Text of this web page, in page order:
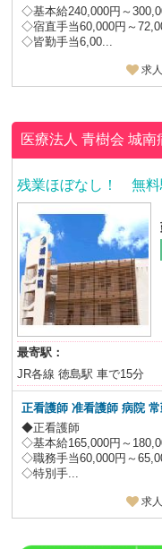
◇基本給240,000円～
◇宿直手当60,000円～
◇皆勤手当6,00...
求
医療法人 青樹会城南
残業ほぼなし！ 無料
最寄駅：
JR各線 徳島駅 車で15分
正看護師 准看護師 病院
◆正看護師
◇基本給165,000円～
◇職務手当60,000円～
◇特別手...
求